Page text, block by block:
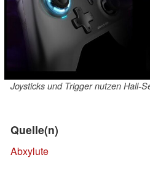
Joysticks und Trigger nutzen Hall-
Quelle(n)
Abxylute